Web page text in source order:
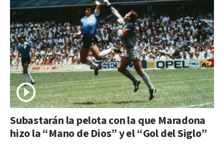
Subastarán la pelota con la que Maradona
hizo la “Mano de Dios” y el “Gol del Siglo”